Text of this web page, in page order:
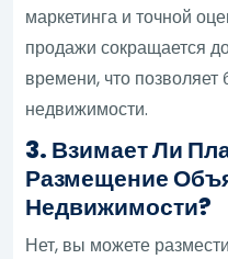
маркетинга и точной
продажи сокращается
времени, что
недвижимости.
3. Взимает Ли
Размещение
Недвижимости?
Нет, вы можете